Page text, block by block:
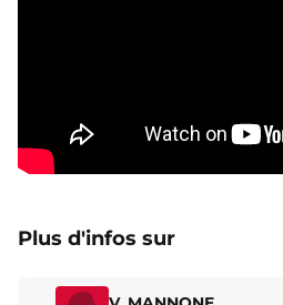
Plus d'infos sur